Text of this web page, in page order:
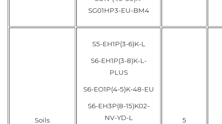
SG01HP3-EU-BM4
Soils
S5-EH1P(3-6)K-L
S6-EH1P(3-8)K-L-
PLUS
S6-EO1P(4-5)K-48-EU
S6-EH3P(8-15)K02-
NV-YD-L
5